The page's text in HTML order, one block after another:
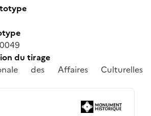
du tirage
des Affaires Culturelles